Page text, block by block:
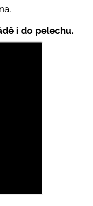
i do pelechu.